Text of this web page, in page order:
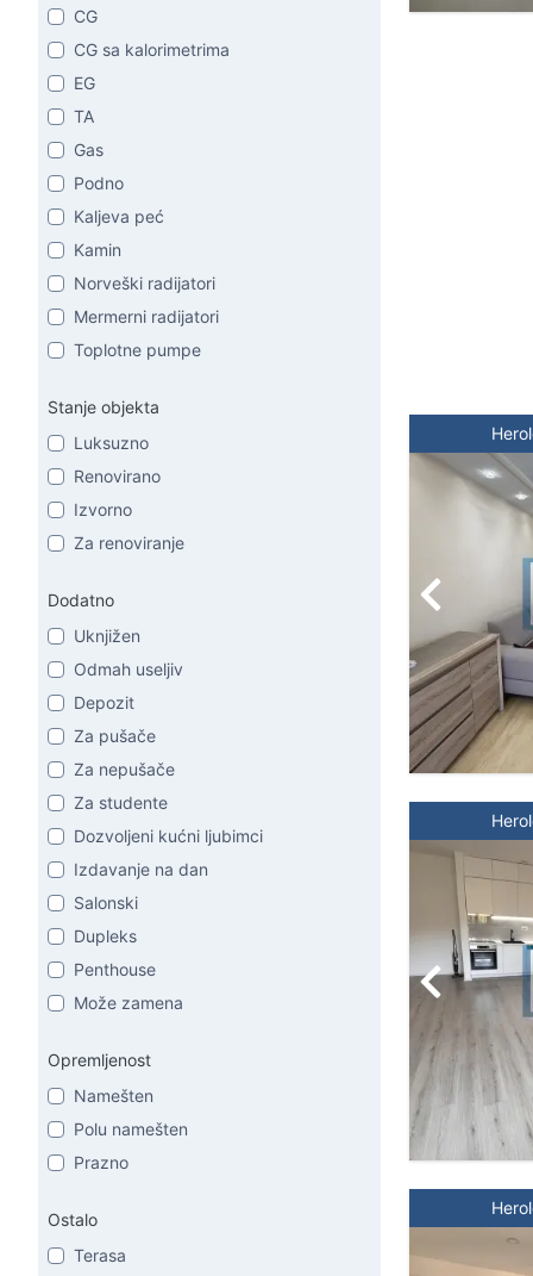
CG
CG sa kalorimetrima
EG
TA
Gas
Podno
Kaljeva peć
Kamin
Norveški radijatori
Mermerni radijatori
Toplotne pumpe
Stanje objekta
Luksuzno
Renovirano
Izvorno
Za renoviranje
Dodatno
Uknjižen
Odmah useljiv
Depozit
Za pušače
Za nepušače
Za studente
Dozvoljeni kućni ljubimci
Izdavanje na dan
Salonski
Dupleks
Penthouse
Može zamena
Opremljenost
Namešten
Polu namešten
Prazno
Ostalo
Terasa